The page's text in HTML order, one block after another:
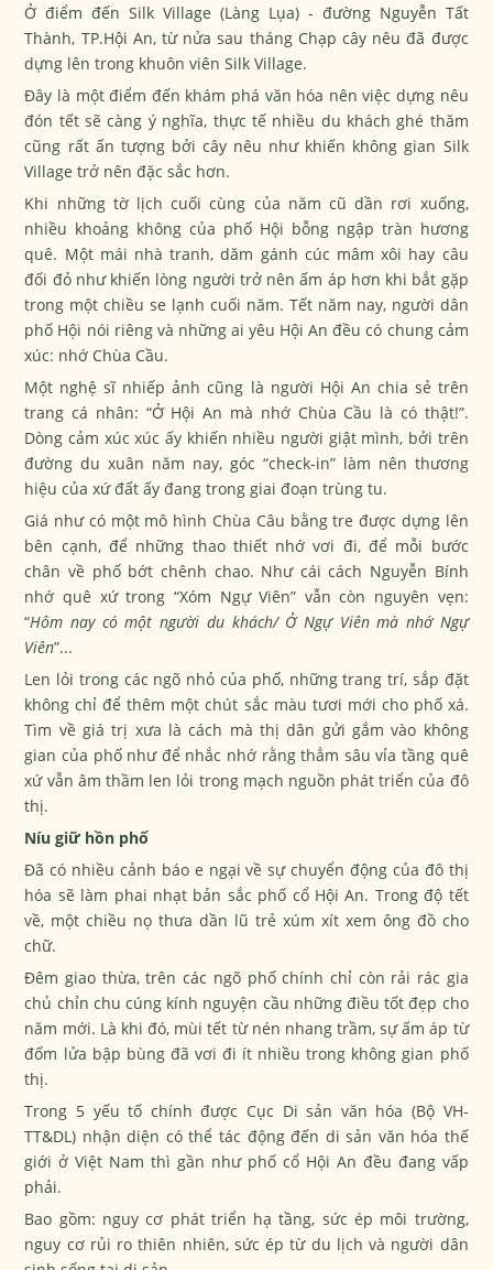
Ở điểm đến Silk Village (Làng Lụa) - đường Nguyễn Tất
Thành, TP.Hội An, từ nửa sau tháng Chạp cây nêu đã được
dựng lên trong khuôn viên Silk Village.
Đây là một điểm đến khám phá văn hóa nên việc dựng nêu
đón tết sẽ càng ý nghĩa, thực tế nhiều du khách ghé thăm
cũng rất ấn tượng bởi cây nêu như khiến không gian Silk
Village trở nên đặc sắc hơn.
Khi những tờ lịch cuối cùng của năm cũ dần rơi xuống,
nhiều khoảng không của phố Hội bỗng ngập tràn hương
quê. Một mái nhà tranh, dăm gánh cúc mâm xôi hay câu
đối đỏ như khiến lòng người trở nên ấm áp hơn khi bắt gặp
trong một chiều se lạnh cuối năm. Tết năm nay, người dân
phố Hội nói riêng và những ai yêu Hội An đều có chung cảm
xúc: nhớ Chùa Cầu.
Một nghệ sĩ nhiếp ảnh cũng là người Hội An chia sẻ trên
trang cá nhân: “Ở Hội An mà nhớ Chùa Cầu là có thật!”.
Dòng cảm xúc xúc ấy khiến nhiều người giật mình, bởi trên
đường du xuân năm nay, góc “check-in” làm nên thương
hiệu của xứ đất ấy đang trong giai đoạn trùng tu.
Giá như có một mô hình Chùa Câu bằng tre được dựng lên
bên cạnh, để những thao thiết nhớ vơi đi, để mỗi bước
chân về phố bớt chênh chao. Như cái cách Nguyễn Bính
nhớ quê xứ trong “Xóm Ngự Viên” vẫn còn nguyên vẹn:
“Hôm nay có một người du khách/ Ở Ngự Viên mà nhớ Ngự
Viên”...
Len lỏi trong các ngõ nhỏ của phố, những trang trí, sắp đặt
không chỉ để thêm một chút sắc màu tươi mới cho phố xá.
Tìm về giá trị xưa là cách mà thị dân gửi gắm vào không
gian của phố như để nhắc nhớ rằng thẳm sâu vỉa tầng quê
xứ vẫn âm thầm len lỏi trong mạch nguồn phát triển của đô
thị.
Níu giữ hồn phố
Đã có nhiều cảnh báo e ngại về sự chuyển động của đô thị
hóa sẽ làm phai nhạt bản sắc phố cổ Hội An. Trong độ tết
về, một chiều nọ thưa dần lũ trẻ xúm xít xem ông đồ cho
chữ.
Đêm giao thừa, trên các ngõ phố chính chỉ còn rải rác gia
chủ chỉn chu cúng kính nguyện cầu những điều tốt đẹp cho
năm mới. Là khi đó, mùi tết từ nén nhang trầm, sự ấm áp từ
đốm lửa bập bùng đã vơi đi ít nhiều trong không gian phố
thị.
Trong 5 yếu tố chính được Cục Di sản văn hóa (Bộ VH-
TT&DL) nhận diện có thể tác động đến di sản văn hóa thế
giới ở Việt Nam thì gần như phố cổ Hội An đều đang vấp
phải.
Bao gồm: nguy cơ phát triển hạ tầng, sức ép môi trường,
nguy cơ rủi ro thiên nhiên, sức ép từ du lịch và người dân